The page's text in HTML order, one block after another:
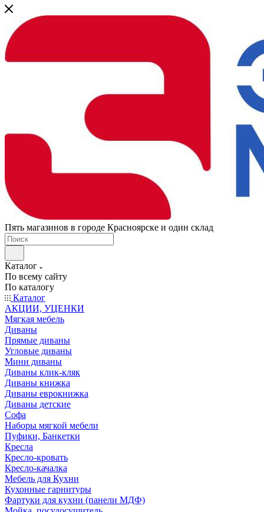
Пять магазинов в городе Красноярске и один склад
Каталог
По всему сайту
По каталогу
Каталог
АКЦИИ, УЦЕНКИ
Мягкая мебель
Диваны
Прямые диваны
Угловые диваны
Мини диваны
Диваны клик-кляк
Диваны книжка
Диваны еврокнижка
Диваны детские
Софа
Наборы мягкой мебели
Пуфики, Банкетки
Кресла
Кресло-кровать
Кресло-качалка
Мебель для Кухни
Кухонные гарнитуры
Фартуки для кухни (панели МДФ)